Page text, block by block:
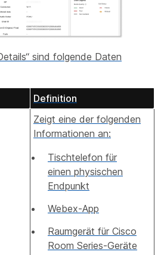
sind folgende Daten
Definition
Zeigt eine der folgenden
Informationen an:
Tischtelefon für
einen physischen
Endpunkt
Webex-App
Raumgerät für Cisco
Room Series-Geräte